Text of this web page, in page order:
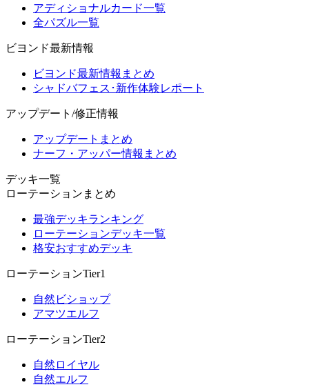
アディショナルカード一覧
全パズル一覧
ビヨンド最新情報
ビヨンド最新情報まとめ
シャドバフェス･新作体験レポート
アップデート/修正情報
アップデートまとめ
ナーフ・アッパー情報まとめ
デッキ一覧
ローテーションまとめ
最強デッキランキング
ローテーションデッキ一覧
格安おすすめデッキ
ローテーションTier1
自然ビショップ
アマツエルフ
ローテーションTier2
自然ロイヤル
自然エルフ